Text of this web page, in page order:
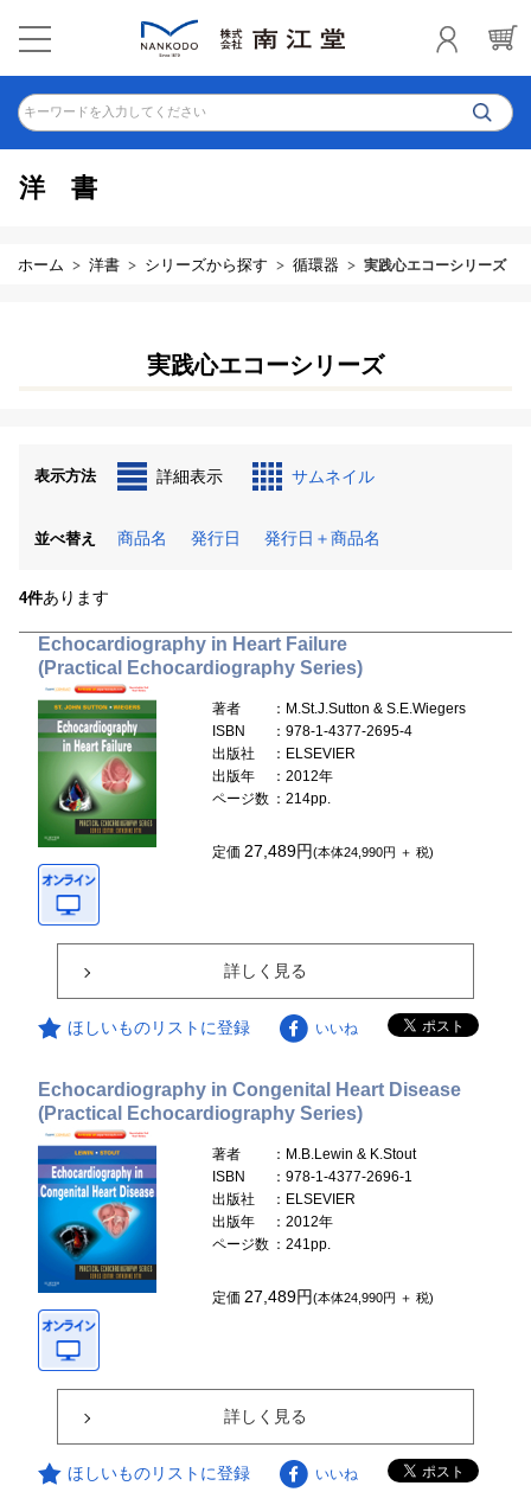
キーワードを入力してください
洋書
ホーム 洋書 シリーズから探す 循環器 実践心エコーシリーズ
実践心エコーシリーズ
表示方法 詳細表示 サムネイル
並べ替え 商品名 発行日 発行日＋商品名
4件あります
Echocardiography in Heart Failure
(Practical Echocardiography Series)
著者
：M.St.J.Sutton & S.E.Wiegers
ISBN
：978-1-4377-2695-4
出版社
：ELSEVIER
出版年
：2012年
ページ数 ：214pp.
定価27,489円(本体24,990円 ＋ 税)
詳しく見る
ほしいものリストに登録 いいね
Echocardiography in Congenital Heart Disease
(Practical Echocardiography Series)
著者
：M.B.Lewin & K.Stout
ISBN
：978-1-4377-2696-1
出版社
：ELSEVIER
出版年
：2012年
ページ数 ：241pp.
定価27,489円(本体24,990円 ＋ 税)
詳しく見る
ほしいものリストに登録 いいね